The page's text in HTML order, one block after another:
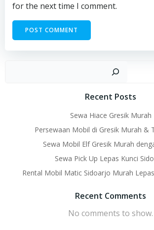
for the next time I comment.
Recent Posts
Sewa Hiace Gresik Murah
Persewaan Mobil di Gresik Murah &
Sewa Mobil Elf Gresik Murah
Sewa Pick Up Lepas Kunci
Rental Mobil Matic Sidoarjo Murah
Recent Comments
No comments to show.